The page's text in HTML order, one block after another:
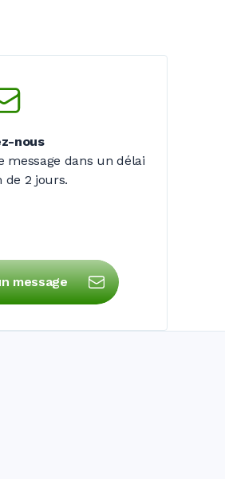
nous
message dans un délai
de 2 jours.
message